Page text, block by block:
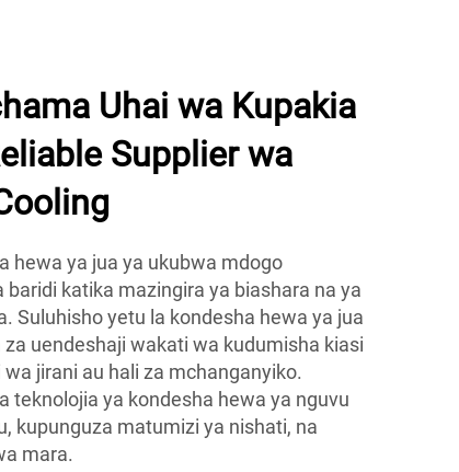
Uhai wa Kupakia
Supplier wa
hewa ya jua ya ukubwa mdogo
katika mazingira ya biashara na ya
Suluhisho yetu la kondesha hewa ya jua
za uendeshaji wakati wa kudumisha kiasi
jirani au hali za mchanganyiko.
teknolojia ya kondesha hewa ya nguvu
kupunguza matumizi ya nishati, na
mara.